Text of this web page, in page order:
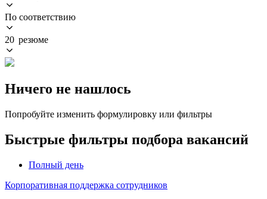
По соответствию
20 резюме
Ничего не нашлось
Попробуйте изменить формулировку или фильтры
Быстрые фильтры подбора вакансий
Полный день
Корпоративная поддержка сотрудников